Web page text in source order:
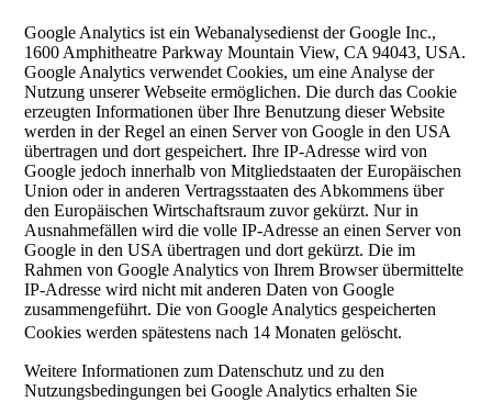
Google Analytics ist ein Webanalysedienst der Google Inc.,
1600 Amphitheatre Parkway Mountain View, CA 94043, USA.
Google Analytics verwendet Cookies, um eine Analyse der
Nutzung unserer Webseite ermöglichen. Die durch das Cookie
erzeugten Informationen über Ihre Benutzung dieser Website
werden in der Regel an einen Server von Google in den USA
übertragen und dort gespeichert. Ihre IP-Adresse wird von
Google jedoch innerhalb von Mitgliedstaaten der Europäischen
Union oder in anderen Vertragsstaaten des Abkommens über
den Europäischen Wirtschaftsraum zuvor gekürzt. Nur in
Ausnahmefällen wird die volle IP-Adresse an einen Server von
Google in den USA übertragen und dort gekürzt. Die im
Rahmen von Google Analytics von Ihrem Browser übermittelte
IP-Adresse wird nicht mit anderen Daten von Google
zusammengeführt. Die von Google Analytics gespeicherten
Cookies werden spätestens nach 14 Monaten gelöscht.
Weitere Informationen zum Datenschutz und zu den
Nutzungsbedingungen bei Google Analytics erhalten Sie